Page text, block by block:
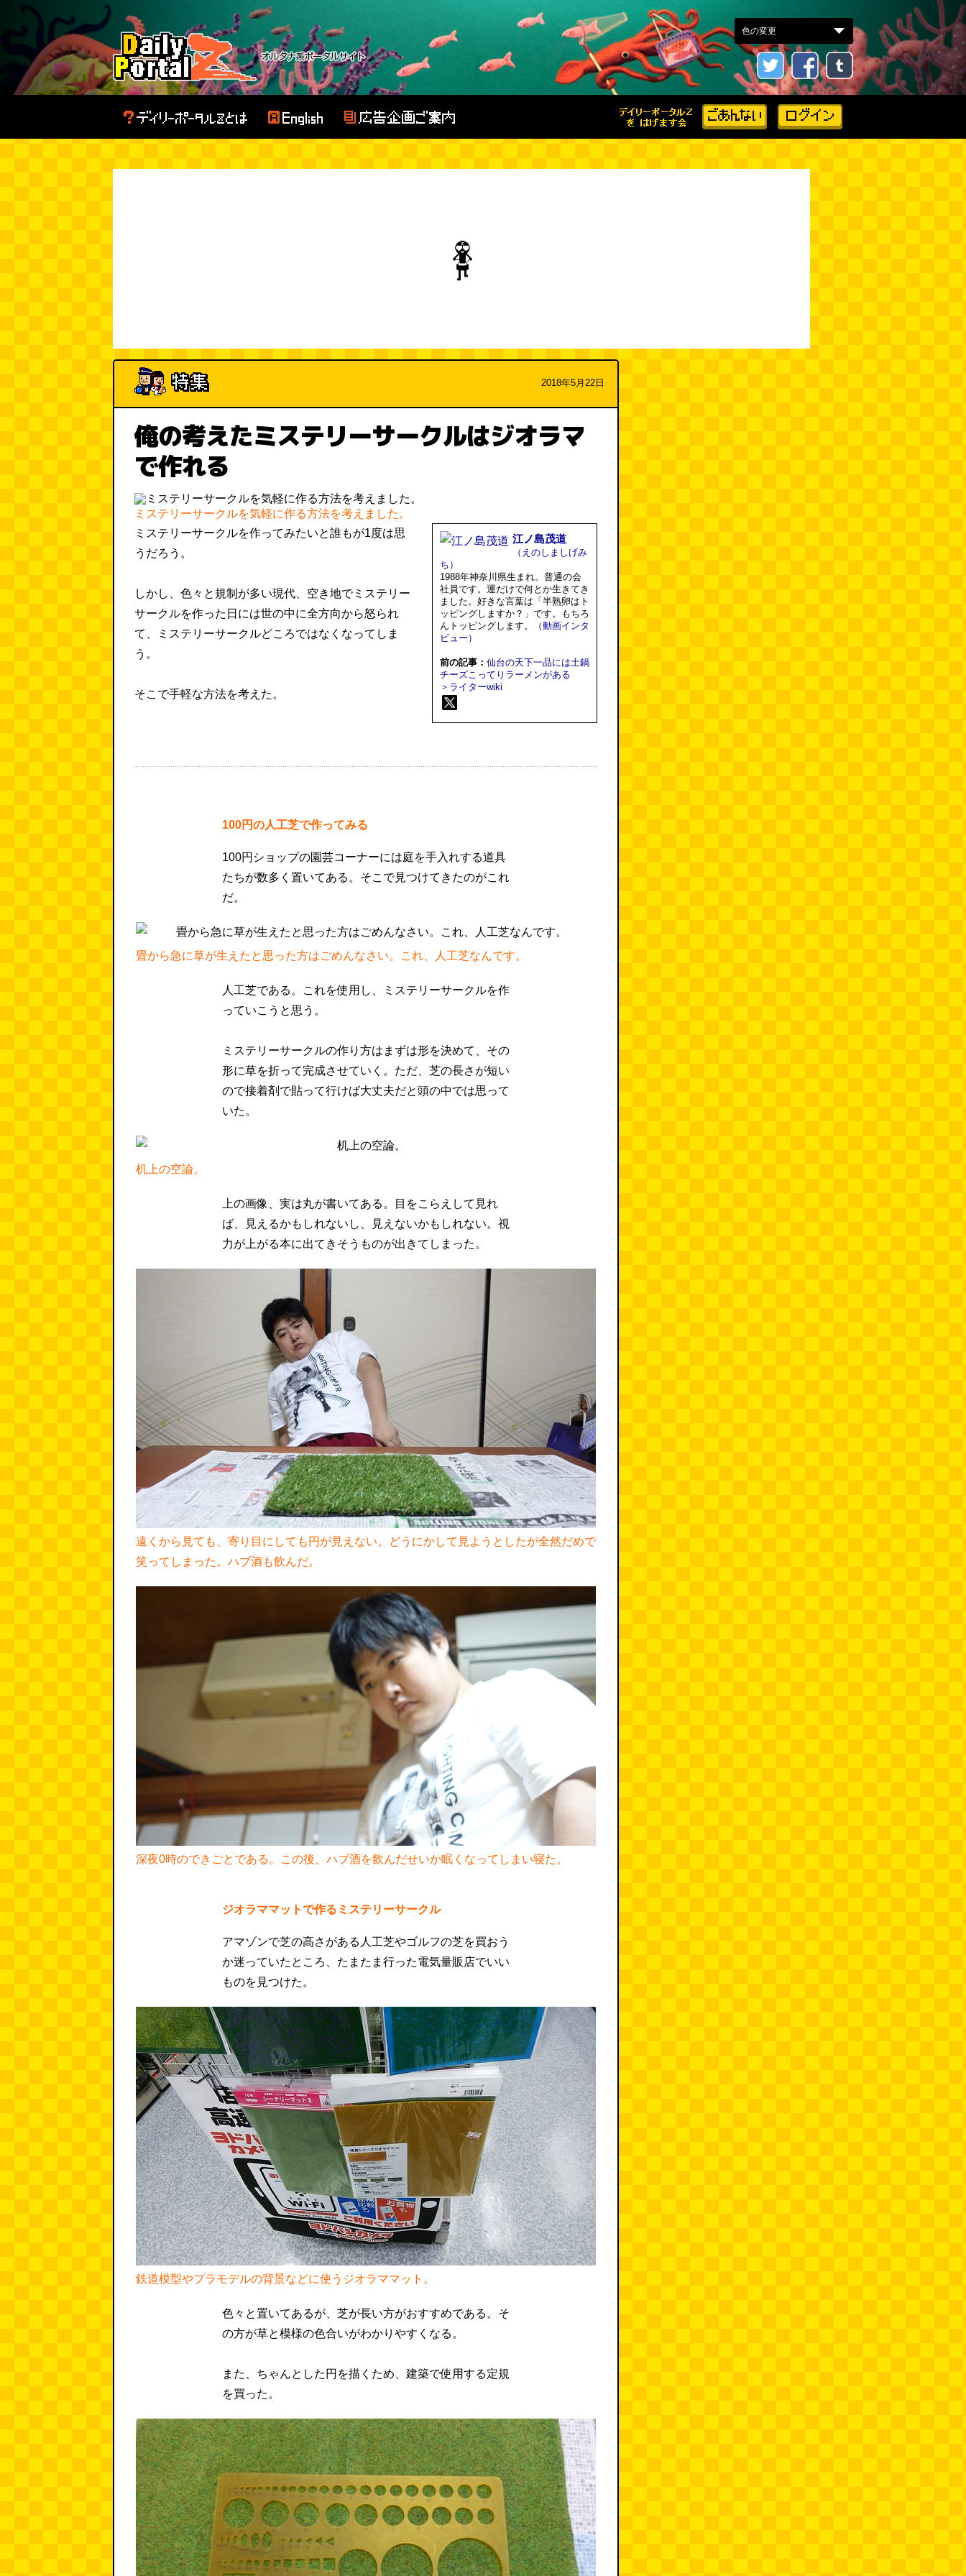
2018年5月22日
俺の考えたミステリーサークルはジオラマ
で作れる
ミステリーサークルを気軽に作る方法を考えました。
ミステリーサークルを作ってみたいと誰もが1度は思
うだろう。
しかし、色々と規制が多い現代、空き地でミステリー
サークルを作った日には世の中に全方向から怒られ
て、ミステリーサークルどころではなくなってしま
う。
そこで手軽な方法を考えた。
江ノ島茂道
（えのしましげみ
ち）
1988年神奈川県生まれ。普通の会
社員です。運だけで何とか生きてき
ました。好きな言葉は「半熟卵はト
ッピングしますか？」です。もちろ
んトッピングします。
（動画インタ
ビュー）
前の記事： 仙台の天下一品には土鍋
チーズこってりラーメンがある
＞ライターwiki
100円の人工芝で作ってみる
100円ショップの園芸コーナーには庭を手入れする道具
たちが数多く置いてある。そこで見つけてきたのがこれ
だ。
畳から急に草が生えたと思った方はごめんなさい。これ、人工芝なんです。
人工芝である。これを使用し、ミステリーサークルを作
っていこうと思う。
ミステリーサークルの作り方はまずは形を決めて、その
形に草を折って完成させていく。ただ、芝の長さが短い
ので接着剤で貼って行けば大丈夫だと頭の中では思って
いた。
机上の空論。
上の画像、実は丸が書いてある。目をこらえして見れ
ば、見えるかもしれないし、見えないかもしれない。視
力が上がる本に出てきそうものが出きてしまった。
遠くから見ても、寄り目にしても円が見えない。どうにかして見ようとしたが全然だめで
笑ってしまった。ハブ酒も飲んだ。
深夜0時のできごとである。この後、ハブ酒を飲んだせいか眠くなってしまい寝た。
ジオラママットで作るミステリーサークル
アマゾンで芝の高さがある人工芝やゴルフの芝を買おう
か迷っていたところ、たまたま行った電気量販店でいい
ものを見つけた。
鉄道模型やプラモデルの背景などに使うジオラママット。
色々と置いてあるが、芝が長い方がおすすめである。そ
の方が草と模様の色合いがわかりやすくなる。
また、ちゃんとした円を描くため、建築で使用する定規
を買った。